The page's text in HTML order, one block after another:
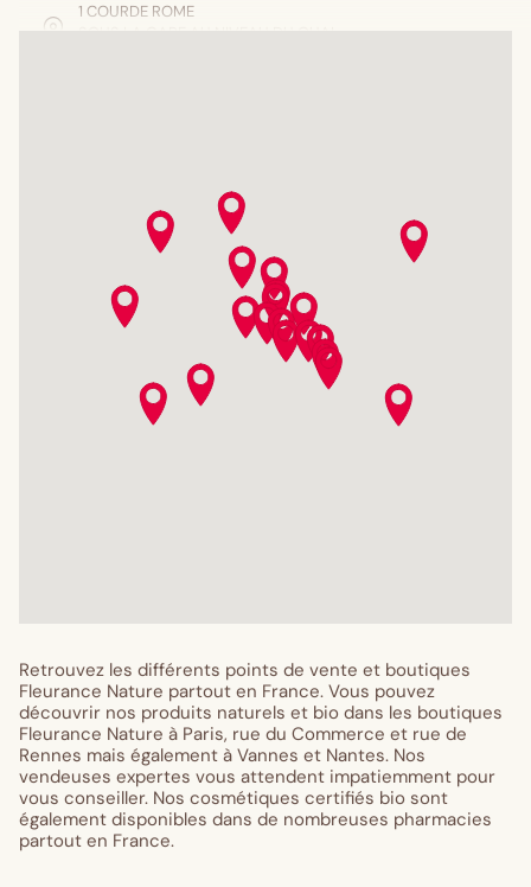
1 COURDE ROME
NATHALIE DELORME
PARIS 75012
PHIE PRINCIPALE DE STALINGRAD
84 R DE L AQUEDUC
PHARMACIE GRANDES CARRIERES
83 R DAMREMONT
PARIS 75018
Retrouvez les différents points de vente et boutiques
Fleurance Nature partout en France. Vous pouvez
découvrir nos produits naturels et bio dans les boutiques
Fleurance Nature à Paris, rue du Commerce et rue de
Rennes mais également à Vannes et Nantes. Nos
vendeuses expertes vous attendent impatiemment pour
vous conseiller. Nos cosmétiques certifiés bio sont
également disponibles dans de nombreuses pharmacies
partout en France.